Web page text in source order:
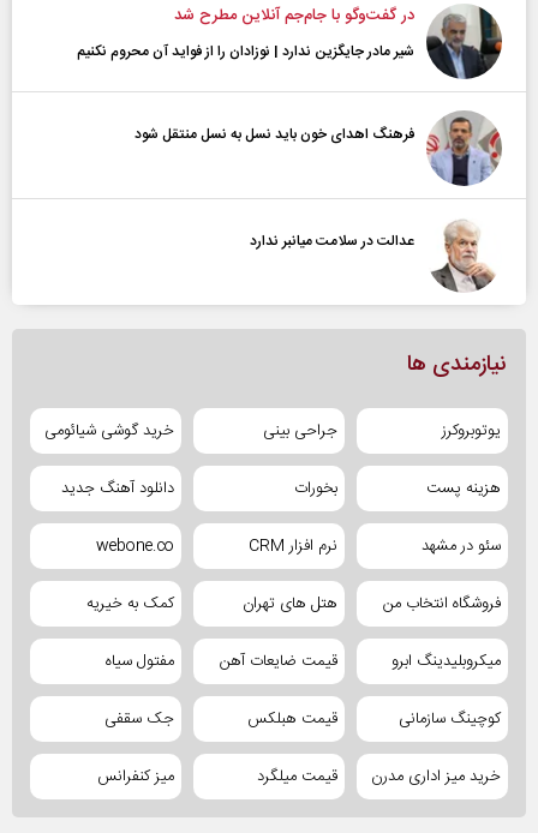
در گفت‌و‌گو با جام‌جم آنلاین مطرح شد
شیر مادر جایگزین ندارد | نوزادان را از فواید آن محروم نکنیم
فرهنگ اهدای خون باید نسل به نسل منتقل شود
عدالت در سلامت میانبر ندارد
نیازمندی ها
یوتوبروکرز جراحی بینی خرید گوشی شیائومی
هزینه پست بخورات دانلود آهنگ جدید
سئو در مشهد نرم افزار CRM webone.co
فروشگاه انتخاب من هتل های تهران کمک به خیریه
میکروبلیدینگ ابرو قیمت ضایعات آهن مفتول سیاه
کوچینگ سازمانی قیمت هبلکس جک سقفی
خرید میز اداری مدرن قیمت میلگرد میز کنفرانس